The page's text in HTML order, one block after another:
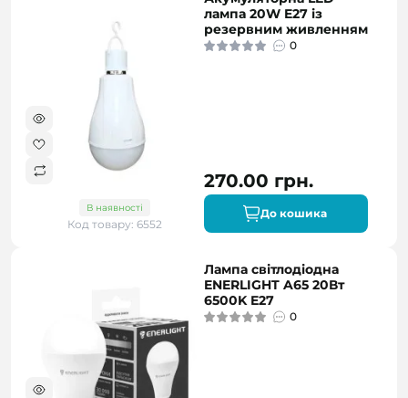
В наявності
Код товару: 6552
лампа 20W E27 із
резервним живленням
0
270.00 грн.
До кошика
Лампа світлодіодна
ENERLIGHT A65 20Вт
6500K E27
0